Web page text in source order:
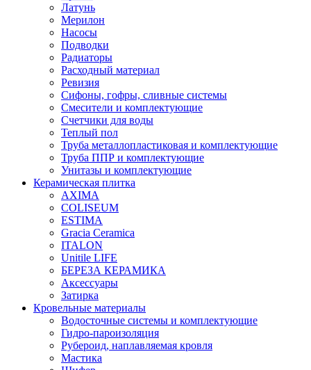
Латунь
Мерилон
Насосы
Подводки
Радиаторы
Расходный материал
Ревизия
Сифоны, гофры, сливные системы
Смесители и комплектующие
Счетчики для воды
Теплый пол
Труба металлопластиковая и комплектующие
Труба ППР и комплектующие
Унитазы и комплектующие
Керамическая плитка
AXIMA
COLISEUM
ESTIMA
Gracia Ceramica
ITALON
Unitile LIFE
БЕРЕЗА КЕРАМИКА
Аксессуары
Затирка
Кровельные материалы
Водосточные системы и комплектующие
Гидро-пароизоляция
Рубероид, наплавляемая кровля
Мастика